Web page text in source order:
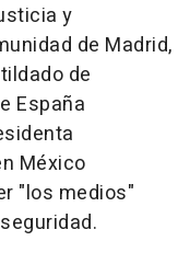
y
de Madrid,
de
España
México
"los medios"